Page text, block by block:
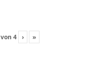
von 4 › »